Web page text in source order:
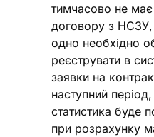
тимчасово не
договору з НСЗУ,
одно необхідно
реєструвати в
заявки на
наступний
статистика буде
при розрахунку